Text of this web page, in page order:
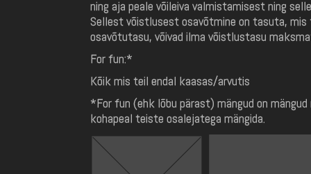
ning aja peale võileiva valmistamisest ning
Sellest võistlusest osavõtmine on tasuta, mis
osavõtutasu, võivad ilma võistlustasu
For fun:*
Kõik mis teil endal kaasas/arvutis
*For fun (ehk lõbu pärast) mängud on
kohapeal teiste osalejatega mängida.